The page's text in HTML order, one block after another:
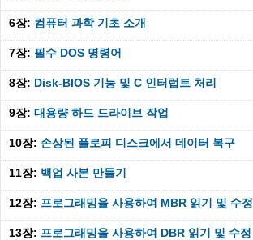
6장: 컴퓨터 과학 기초 소개
7장: 필수 DOS 명령어
8장: Disk-BIOS 기능 및 C 인터럽트 처리
9장: 대용량 하드 드라이브 작업
10장: 손상된 플로피 디스크에서 데이터 복구
11장: 백업 사본 만들기
12장: 프로그래밍을 사용하여 MBR 읽기 및 수정
13장: 프로그래밍을 사용하여 DBR 읽기 및 수정